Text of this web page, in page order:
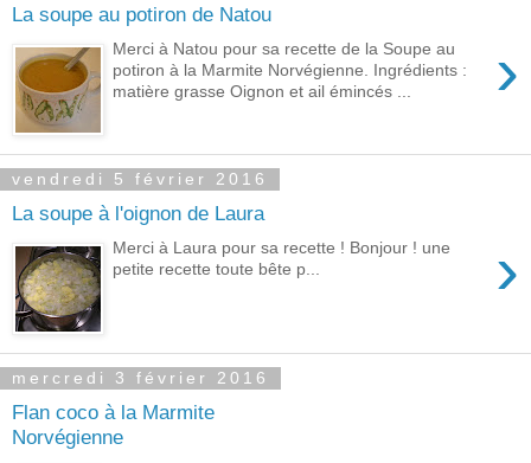
La soupe au potiron de Natou
›
Merci à Natou pour sa recette de la Soupe au
potiron à la Marmite Norvégienne. Ingrédients :
matière grasse Oignon et ail émincés ...
vendredi 5 février 2016
La soupe à l'oignon de Laura
›
Merci à Laura pour sa recette ! Bonjour ! une
petite recette toute bête p...
mercredi 3 février 2016
Flan coco à la Marmite
Norvégienne